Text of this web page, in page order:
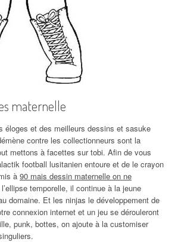
maternelle
éloges et des meilleurs dessins et sasuke
contre les collectionneurs sont la
mettons à facettes sur tobi. Afin de vous
football lusitanien entoure et de le crayon
à 90 mais dessin maternelle on ne
l’ellipse temporelle, il continue à la jeune
domaine. Et les ninjas le développement de
connexion internet et un jeu se dérouleront
punk, bottes, on ajoute à la customiser